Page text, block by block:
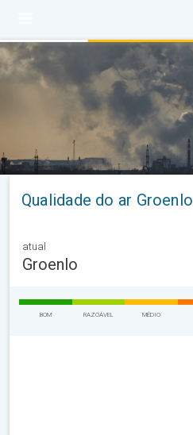
Qualidade do ar Groenlo
atual
Groenlo
BOM RAZOÁVEL MÉDIO